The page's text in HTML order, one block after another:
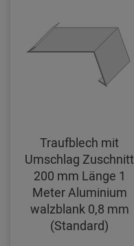
Traufblech mit
Umschlag Zuschnitt
200 mm Länge 1
Meter Aluminium
walzblank 0,8 mm
(Standard)